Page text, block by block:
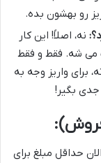
رو بهشون بده.
نه، اصلاً! این کار
می شه. فقط و فقط
برای واریز وجه به
جدی بگیر!
الان حداقل مبلغ برای